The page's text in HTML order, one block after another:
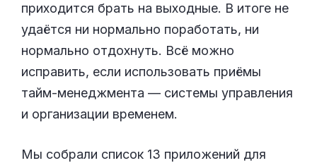
приходится брать на выходные. В итоге не
удаётся ни нормально поработать, ни
нормально отдохнуть. Всё можно
исправить, если использовать приёмы
тайм-менеджмента — системы управления
и организации временем.
Мы собрали список 13 приложений для